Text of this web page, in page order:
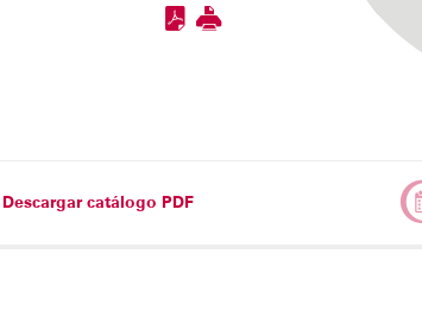
Descargar catálogo PDF